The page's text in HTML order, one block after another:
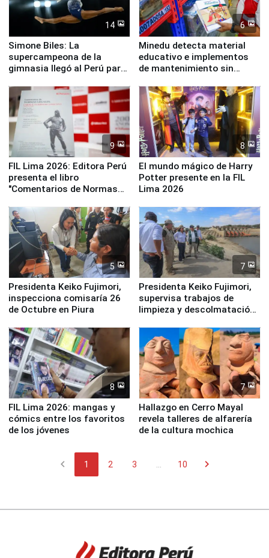
14
Simone Biles: La
supercampeona de la
gimnasia llegó al Perú para
Panamericanos Lima 2027
6
Minedu detecta material
educativo e implementos
de mantenimiento sin
la UGEL 2
9
FIL Lima 2026: Editora Perú
presenta el libro
"Comentarios de Normas
Derecho Colectivo"
8
El mundo mágico de Harry
Potter presente en la FIL
Lima 2026
5
Presidenta Keiko Fujimori,
inspecciona comisaría 26
de Octubre en Piura
7
Presidenta Keiko Fujimori,
supervisa trabajos de
limpieza y descolmatación
8
FIL Lima 2026: mangas y
cómics entre los favoritos
de los jóvenes
7
Hallazgo en Cerro Mayal
revela talleres de alfarería
de la cultura mochica
chevron_left 1 2 3 10 chevron_right